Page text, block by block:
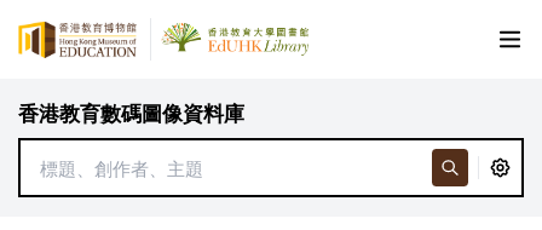
香港教育數碼圖像資料庫